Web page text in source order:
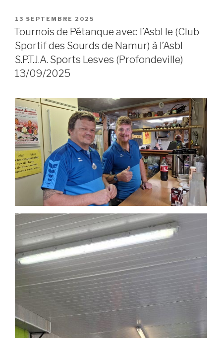
POSTED
ON
13 SEPTEMBRE 2025
Tournois de Pétanque avec l’Asbl le (Club
Sportif des Sourds de Namur) à l’Asbl
S.P.T.J.A. Sports Lesves (Profondeville)
13/09/2025